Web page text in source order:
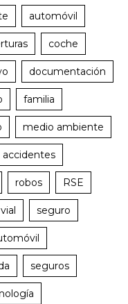
automóvil
coche
documentación
familia
medio ambiente
accidentes
robos RSE
seguro
seguros